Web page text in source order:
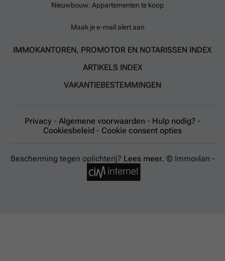
Nieuwbouw: Appartementen te koop
Maak je e-mail alert aan
IMMOKANTOREN, PROMOTOR EN NOTARISSEN INDEX
ARTIKELS INDEX
VAKANTIEBESTEMMINGEN
Privacy - Algemene voorwaarden - Hulp nodig? -
Cookiesbeleid - Cookie consent opties
Bescherming tegen oplichterij? Lees meer. © Immovlan -